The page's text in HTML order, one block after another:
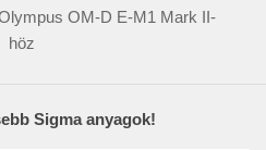
OM-D E-M1 Mark II-
höz
Sigma anyagok!